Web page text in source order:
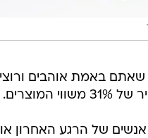
של הרגע האחרון או